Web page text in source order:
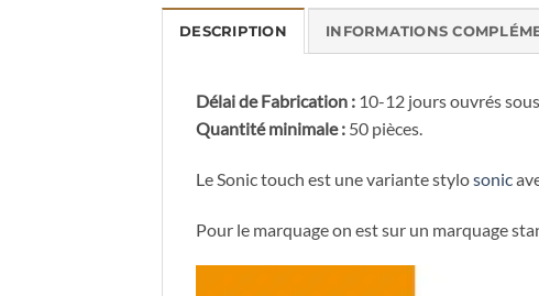
DESCRIPTION INFORMATIONS
Délai de Fabrication : 10-12 jours ouvrés
Quantité minimale : 50 pièces.
Le Sonic touch est une variante stylosonic
Pour le marquage on est sur un marquage